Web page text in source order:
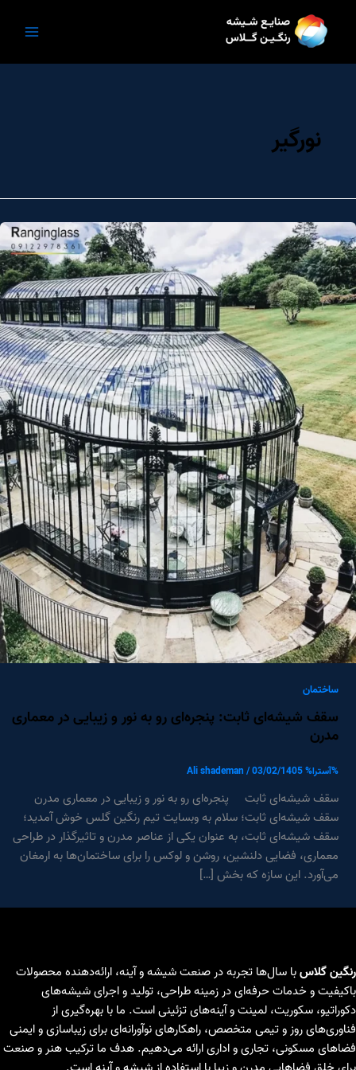
نورگیر
ساختمان
سقف شیشه‌ای ثابت: پنجره‌ای رو به نور و زیبایی در معماری
مدرن
%آسترا% Ali shademan/03/02/1405
سقف شیشه‌ای ثابت پنجره‌ای رو به نور و زیبایی در معماری مدرن
سقف شیشه‌ای ثابت؛ سلام به وبسایت تیم رنگین گلس خوش آمدید؛
سقف شیشه‌ای ثابت، به عنوان یکی از عناصر مدرن و تاثیرگذار در طراحی
معماری، فضایی دلنشین، روشن و لوکس را برای ساختمان‌ها به ارمغان
می‌آورد. این سازه که بخش […]
رنگین گلاسبا سال‌ها تجربه در صنعت شیشه و آینه، ارائه‌دهنده محصولات
باکیفیت و خدمات حرفه‌ای در زمینه طراحی، تولید و اجرای شیشه‌های
دکوراتیو، سکوریت، لمینت و آینه‌های تزئینی است. ما با بهره‌گیری از
فناوری‌های روز و تیمی متخصص، راهکارهای نوآورانه‌ای برای زیباسازی و ایمنی
فضاهای مسکونی، تجاری و اداری ارائه می‌دهیم. هدف ما ترکیب هنر و صنعت